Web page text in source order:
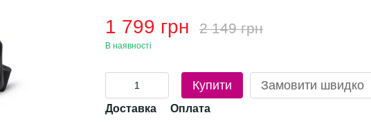
1 799 грн 2 149 грн
В наявності
Купити Замовити швидко
Доставка Оплата